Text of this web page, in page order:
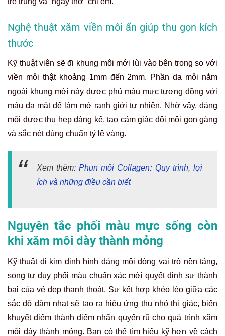
Nghệ thuật xăm viền môi ẩn giúp thu gọn kích
thước
Kỹ thuật viên sẽ đi khung môi mới lùi vào bên trong so với
viền môi thật khoảng 1mm đến 2mm. Phần da môi nằm
ngoài khung mới này được phủ màu mực tương đồng với
màu da mặt để làm mờ ranh giới tự nhiên. Nhờ vậy, dáng
môi được thu hẹp đáng kể, tạo cảm giác đôi môi gọn gàng
và sắc nét đúng chuẩn tỷ lệ vàng.
Xem thêm: Phun môi Collagen: Quy trình, lợi
ích và những điều cần biết
Nguyên tắc phối màu mực sống còn
khi xăm môi dày thành mỏng
Kỹ thuật đi kim định hình dáng môi đóng vai trò nền tảng,
song tư duy phối màu chuẩn xác mới quyết định sự thành
bại của vẻ đẹp thanh thoát. Sự kết hợp khéo léo giữa các
sắc độ đậm nhạt sẽ tạo ra hiệu ứng thu nhỏ thị giác, biến
khuyết điểm thành điểm nhấn quyến rũ cho quá trình xăm
môi dày thành mỏng. Bạn có thể tìm hiểu kỹ hơn về cách